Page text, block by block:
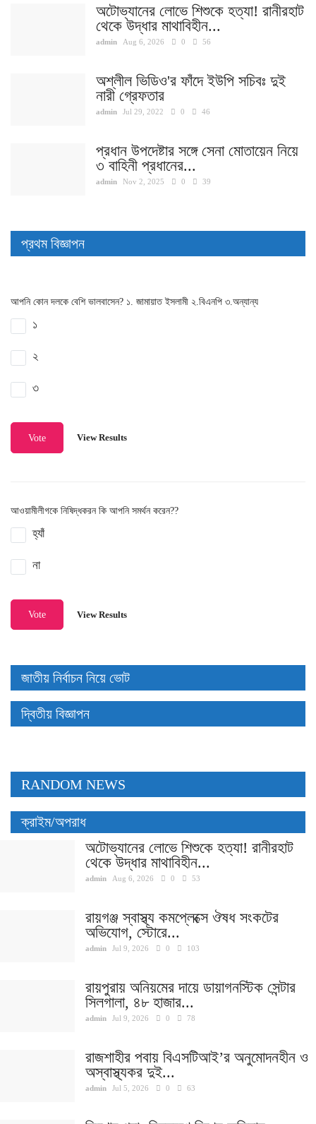
অটোভ্যানের লোভে শিশুকে হত্যা! রানীরহাট
থেকে উদ্ধার মাথাবিহীন...
admin Aug 6, 2026 0 56
অশ্লীল ভিডিও'র ফাঁদে ইউপি সচিবঃ দুই
নারী গ্রেফতার
admin Jul 29, 2022 0 46
প্রধান উপদেষ্টার সঙ্গে সেনা মোতায়েন নিয়ে
৩ বাহিনী প্রধানের...
admin Nov 2, 2025 0 39
প্রথম বিজ্ঞাপন
আপনি কোন দলকে বেশি ভালবাসেন? ১. জামায়াত ইসলামী ২.বিএনপি ৩.অন্যান্য
১
২
৩
Vote View Results
আওয়ামীলীগকে নিষিদ্ধকরন কি আপনি সমর্থন করেন??
হ্যাঁ
না
Vote View Results
জাতীয় নির্বাচন নিয়ে ভোট
দ্বিতীয় বিজ্ঞাপন
RANDOM NEWS
ক্রাইম/অপরাধ
অটোভ্যানের লোভে শিশুকে হত্যা! রানীরহাট
থেকে উদ্ধার মাথাবিহীন...
admin Aug 6, 2026 0 53
রায়গঞ্জ স্বাস্থ্য কমপ্লেক্সে ঔষধ সংকটের
অভিযোগ, স্টোরে...
admin Jul 9, 2026 0 103
রায়পুরায় অনিয়মের দায়ে ডায়াগনস্টিক সেন্টার
সিলগালা, ৪৮ হাজার...
admin Jul 9, 2026 0 78
রাজশাহীর পবায় বিএসটিআই’র অনুমোদনহীন ও
অস্বাস্থ্যকর দুই...
admin Jul 5, 2026 0 63